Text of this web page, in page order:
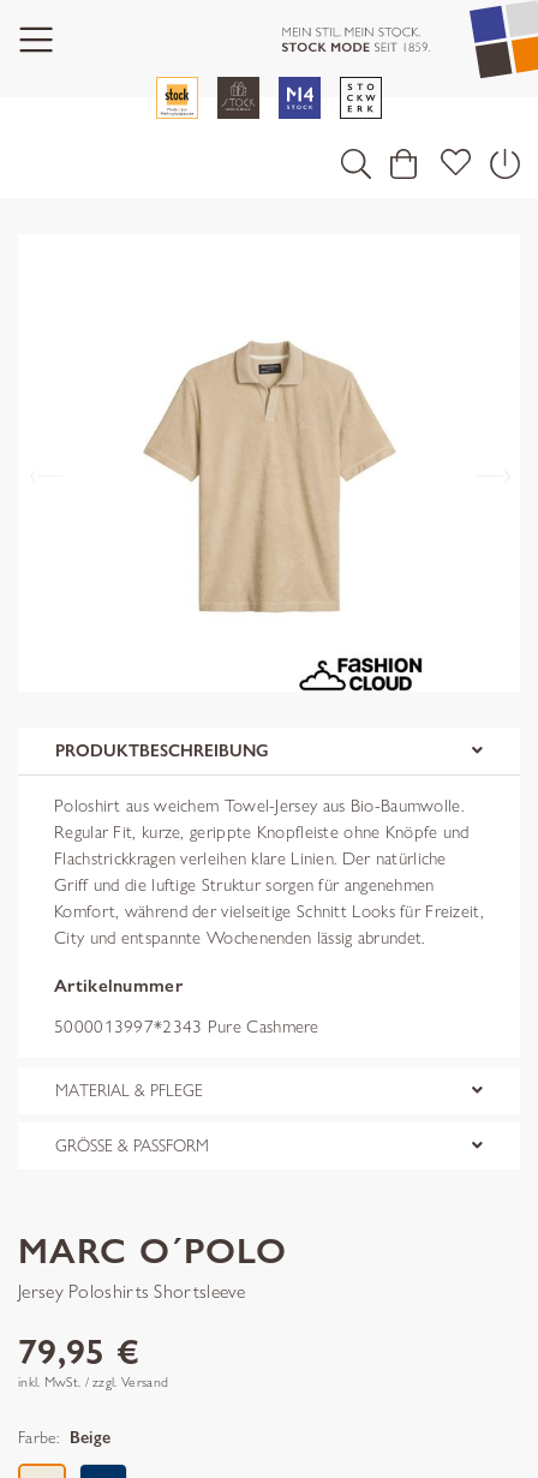
PRODUKTBESCHREIBUNG
Poloshirt aus weichem Towel-Jersey aus Bio-Baumwolle.
Regular Fit, kurze, gerippte Knopfleiste ohne Knöpfe und
Flachstrickkragen verleihen klare Linien. Der natürliche
Griff und die luftige Struktur sorgen für angenehmen
Komfort, während der vielseitige Schnitt Looks für Freizeit,
City und entspannte Wochenenden lässig abrundet.
Artikelnummer
5000013997*2343 Pure Cashmere
MATERIAL & PFLEGE
GRÖSSE & PASSFORM
MARC O´POLO
Jersey Poloshirts Shortsleeve
79,95 €
inkl. MwSt. / zzgl. Versand
Farbe: Beige